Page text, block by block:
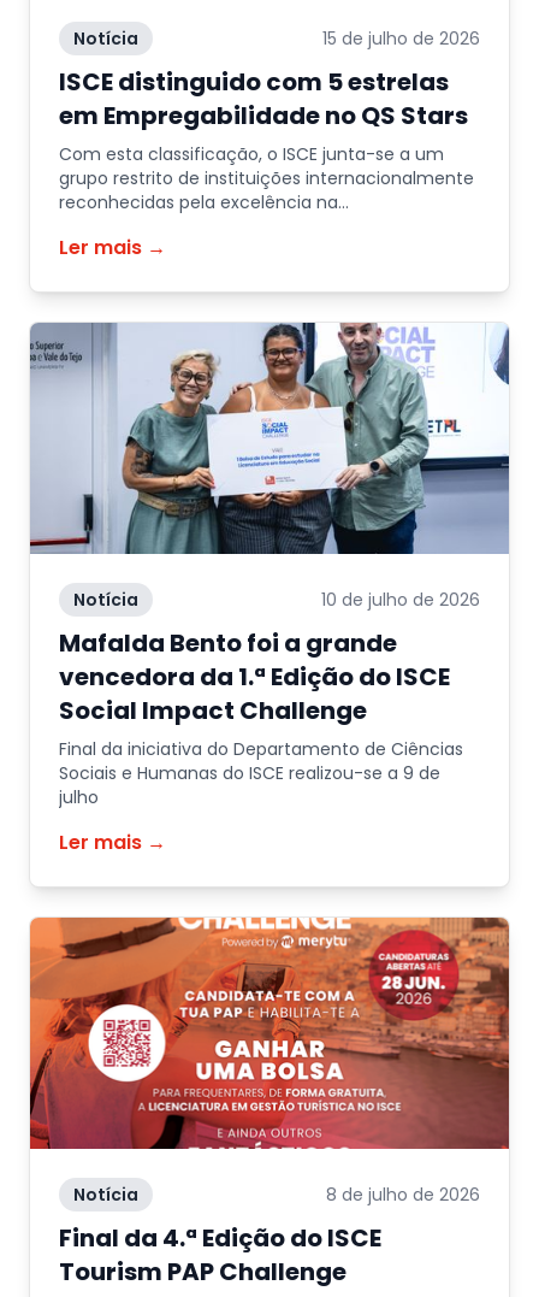
Notícia 15 de julho de 2026
ISCE distinguido com 5 estrelas
em Empregabilidade no QS Stars
Com esta classificação, o ISCE junta-se a um
grupo restrito de instituições internacionalmente
reconhecidas pela excelência na
Ler mais →
Notícia 10 de julho de 2026
Mafalda Bento foi a grande
vencedora da 1.ª Edição do ISCE
Social Impact Challenge
Final da iniciativa do Departamento de Ciências
Sociais e Humanas do ISCE realizou-se a 9 de
julho
Ler mais →
Notícia 8 de julho de 2026
Final da 4.ª Edição do ISCE
Tourism PAP Challenge